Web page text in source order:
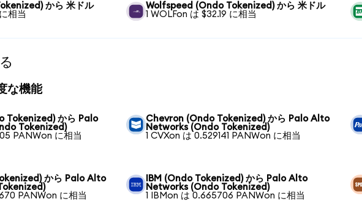
から 米ドル
相当
Wolfspeed (Ondo Tokenized) から 米ドル
1 WOLFon は $32.19 に相当
な機能
Tokenized) から Palo
Tokenized)
PANWon に相当
Chevron (Ondo Tokenized) から Palo Alto
Networks (Ondo Tokenized)
1 CVXon は 0.529141 PANWon に相当
から Palo Alto
PANWon に相当
IBM (Ondo Tokenized) から Palo Alto
Networks (Ondo Tokenized)
1 IBMon は 0.665706 PANWon に相当